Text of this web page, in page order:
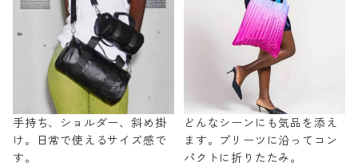
手持ち、ショルダー、斜め掛
け。日常で使えるサイズ感で
す。
どんなシーンにも気品を添え
ます。プリーツに沿ってコン
パクトに折りたたみ。